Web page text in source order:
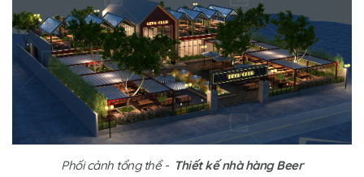
Phối cảnh tổng thể - Thiết kế nhà hàng Beer